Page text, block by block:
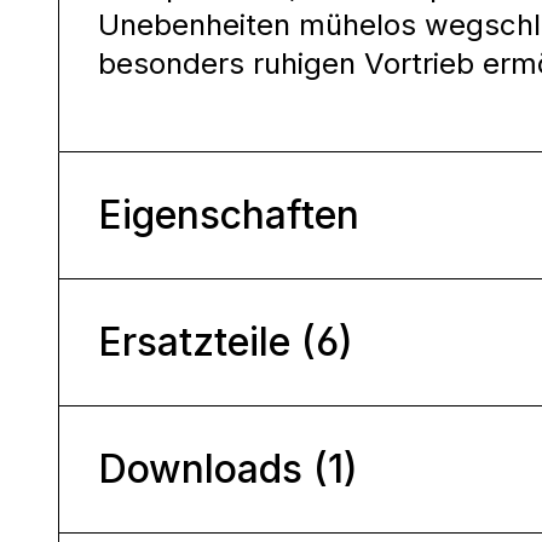
Unebenheiten mühelos
besonders ruhigen Vortrieb
Eigenschaften
Ersatzteile (6)
Downloads (1)